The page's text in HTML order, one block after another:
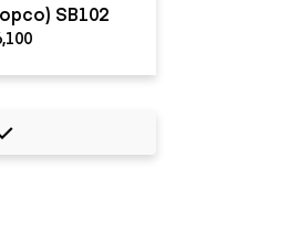
SB102